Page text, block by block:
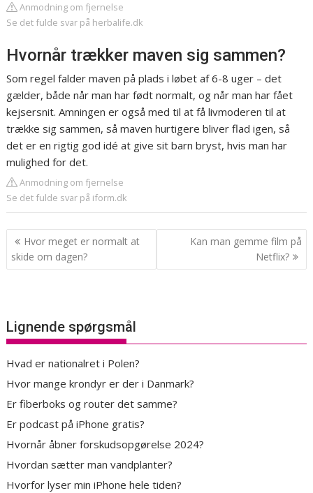
Anmodning om fjernelse
Se det fulde svar på herbalife.dk
Hvornår trækker maven sig sammen?
Som regel falder maven på plads i løbet af 6-8 uger – det
gælder, både når man har født normalt, og når man har fået
kejsersnit. Amningen er også med til at få livmoderen til at
trække sig sammen, så maven hurtigere bliver flad igen, så
det er en rigtig god idé at give sit barn bryst, hvis man har
mulighed for det.
Anmodning om fjernelse
Se det fulde svar på iform.dk
Indlægsnavigation
Hvor meget er normalt at
skide om dagen?
Kan man gemme film på
Netflix?
Lignende spørgsmål
Hvad er nationalret i Polen?
Hvor mange krondyr er der i Danmark?
Er fiberboks og router det samme?
Er podcast på iPhone gratis?
Hvornår åbner forskudsopgørelse 2024?
Hvordan sætter man vandplanter?
Hvorfor lyser min iPhone hele tiden?